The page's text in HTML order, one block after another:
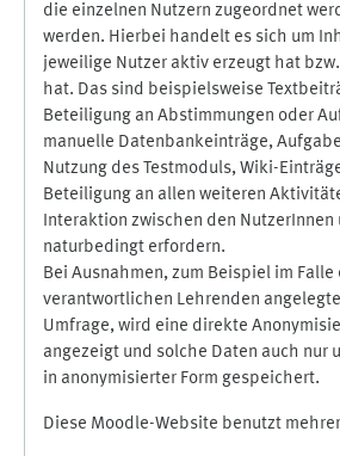
die einzelnen Nutzern zugeordnet
werden. Hierbei handelt es sich um
jeweilige Nutzer aktiv erzeugt hat
hat. Das sind beispielsweise
Beteiligung an Abstimmungen oder
manuelle Datenbankeinträge,
Nutzung des Testmoduls, Wiki-
Beteiligung an allen weiteren
Interaktion zwischen den NutzerInnen
naturbedingt erfordern.
Bei Ausnahmen, zum Beispiel im
verantwortlichen Lehrenden
Umfrage, wird eine direkte
angezeigt und solche Daten auch nur
in anonymisierter Form gespeichert.
Diese Moodle-Website benutzt